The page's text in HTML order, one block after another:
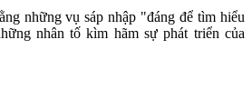
những vụ sáp nhập "đáng để tìm hiểu
nhân tố kìm hãm sự phát triển của